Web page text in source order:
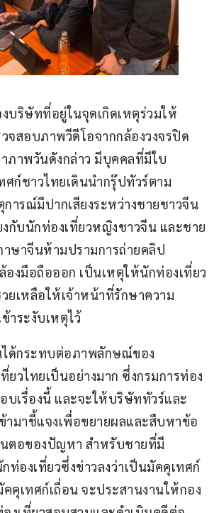
บริษัทที่อยู่ในจุดเกิดเหตุร่วมให้
จสอบภาพวีดีโอจากกล้องวงจรปิด
ภาพวันดังกล่าว มีบุคคลที่มีใบ
ก์ชาวไทยเดินนำกรุ๊ปทัวร์ตาม
การณ์มีปากเสียงระหว่างชายชาวจีน
กับนักท่องเที่ยวหญิงชาวจีน และชาย
ษาจีนห้ามปรามการถ่ายคลิป
องมือถือออก เป็นเหตุให้นักท่องเที่ยว
ยเหลือให้เจ้าหน้าที่รักษาความ
าระงับเหตุไว้
ได้กระทบต่อภาพลักษณ์ของ
ยวไทยเป็นอย่างมาก ซึ่งกรมการท่อง
อบเรื่องนี้ และจะให้บริษัททัวร์และ
ามาชี้แจงเพื่อขยายผลและสืบหาข้อ
ตอของปัญหา สำหรับชายที่มี
ท่องเที่ยวซึ่งข่าวลงว่าเป็นมัคคุเทศก์
คุเทศก์เถื่อน จะประสานงานให้กอง